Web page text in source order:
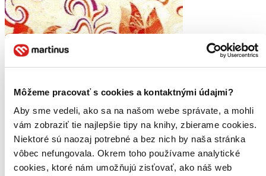
Môžeme pracovať s cookies a kontaktnými údajmi?
Aby sme vedeli, ako sa na našom webe správate, a mohli
vám zobraziť tie najlepšie tipy na knihy, zbierame cookies.
Niektoré sú naozaj potrebné a bez nich by naša stránka
vôbec nefungovala. Okrem toho používame analytické
cookies, ktoré nám umožňujú zisťovať, ako náš web